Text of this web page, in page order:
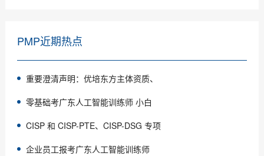
PMP近期热点
重要澄清声明：优培东方主体资质、
零基础考广东人工智能训练师 小白
CISP 和 CISP-PTE、CISP-DSG 专项
企业员工报考广东人工智能训练师